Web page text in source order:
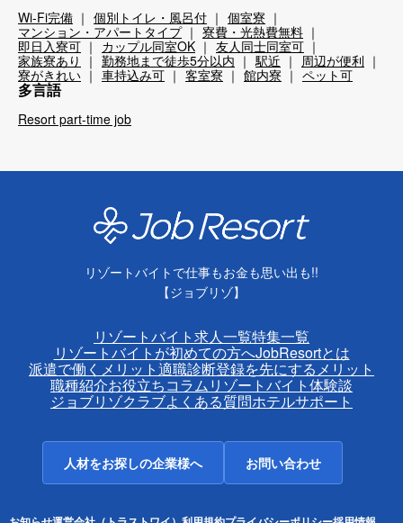
Wi-Fi完備 個別トイレ・風呂付
個室寮
マンション・アパートタイプ
寮費・光熱費無料
即日入寮可
カップル同室OK
友人同士同室可
家族寮あり
勤務地まで徒歩5分以内 駅近
周辺が便利
寮がきれい
車持込み可 客室寮 館内寮 ペット可
多言語
Resort part-time job
リゾートバイトで仕事もお金も思い出も!!
【ジョブリゾ】
リゾートバイト求人一覧特集一覧
リゾートバイトが初めての方へJobResortとは
派遣で働くメリット適職診断登録を先にするメリット
職種紹介お役立ちコラムリゾートバイト体験談
ジョブリゾクラブよくある質問ホテルサポート
人材をお探しの企業様へ お問い合わせ